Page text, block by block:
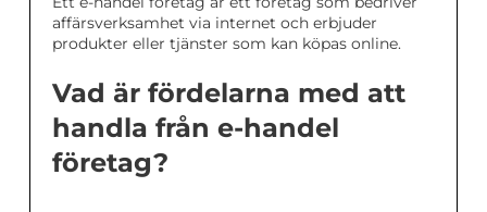
affärsverksamhet via internet och erbjuder
produkter eller tjänster som kan köpas online.
Vad är fördelarna med att
handla från e-handel
företag?